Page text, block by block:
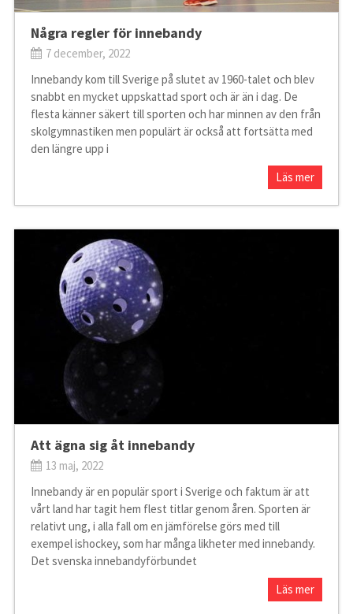
Några regler för innebandy
7 december, 2022
Innebandy kom till Sverige på slutet av 1960-talet och blev
snabbt en mycket uppskattad sport och är än i dag. De
flesta känner säkert till sporten och har minnen av den från
skolgymnastiken men populärt är också att fortsätta med
den längre upp i
Läs mer
Att ägna sig åt innebandy
13 maj, 2022
Innebandy är en populär sport i Sverige och faktum är att
vårt land har tagit hem flest titlar genom åren. Sporten är
relativt ung, i alla fall om en jämförelse görs med till
exempel ishockey, som har många likheter med innebandy.
Det svenska innebandyförbundet
Läs mer